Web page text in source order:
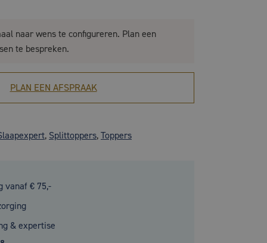
naar wens te configureren. Plan een
te bespreken.
PLAN EEN AFSPRAAK
, Splittoppers,Toppers
vanaf € 75,-
& expertise